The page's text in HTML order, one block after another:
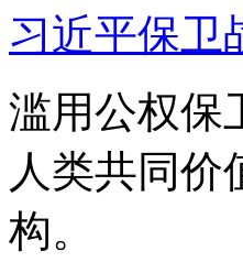
习近平保卫
滥用公权保
人类共同
构。